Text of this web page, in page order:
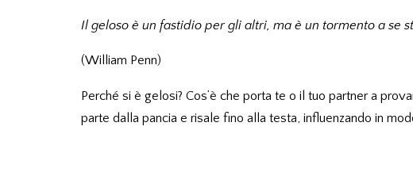
Il geloso è un fastidio per gli altri, ma è un tormento a se
(William Penn)
Perché si è gelosi? Cos’è che porta te o il tuo partner a
parte dalla pancia e risale fino alla testa, influenzando in